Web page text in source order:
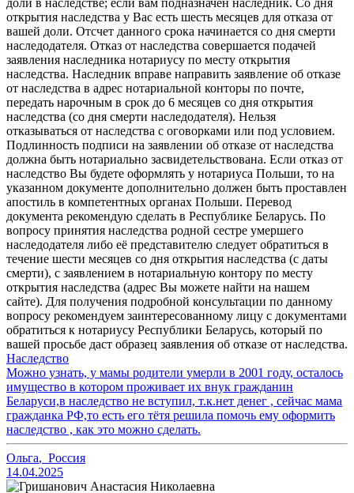
доли в наследстве; если вам подназначен наследник. Со дня
открытия наследства у Вас есть шесть месяцев для отказа от
вашей доли. Отсчет данного срока начинается со дня смерти
наследодателя. Отказ от наследства совершается подачей
заявления наследника нотариусу по месту открытия
наследства. Наследник вправе направить заявление об отказе
от наследства в адрес нотариальной конторы по почте,
передать нарочным в срок до 6 месяцев со дня открытия
наследства (со дня смерти наследодателя). Нельзя
отказываться от наследства с оговорками или под условием.
Подлинность подписи на заявлении об отказе от наследства
должна быть нотариально засвидетельствована. Если отказ от
наследство Вы будете оформлять у нотариуса Польши, то на
указанном документе дополнительно должен быть проставлен
апостиль в компетентных органах Польши. Перевод
документа рекомендую сделать в Республике Беларусь. По
вопросу принятия наследства родной сестре умершего
наследодателя либо её представителю следует обратиться в
течение шести месяцев со дня открытия наследства (с даты
смерти), с заявлением в нотариальную контору по месту
открытия наследства (адрес Вы можете найти на нашем
сайте). Для получения подробной консультации по данному
вопросу рекомендуем заинтересованному лицу с документами
обратиться к нотариусу Республики Беларусь, который по
вашей просьбе даст образец заявления об отказе от наследства.
Наследство
Можно узнать, у мамы родители умерли в 2001 году, осталось
имущество в котором проживает их внук гражданин
Беларуси,в наследство не вступил, т.к.нет денег , сейчас мама
гражданка РФ,то есть его тётя решила помочь ему оформить
наследство , как это можно сделать.
Ольга, Россия
14.04.2025